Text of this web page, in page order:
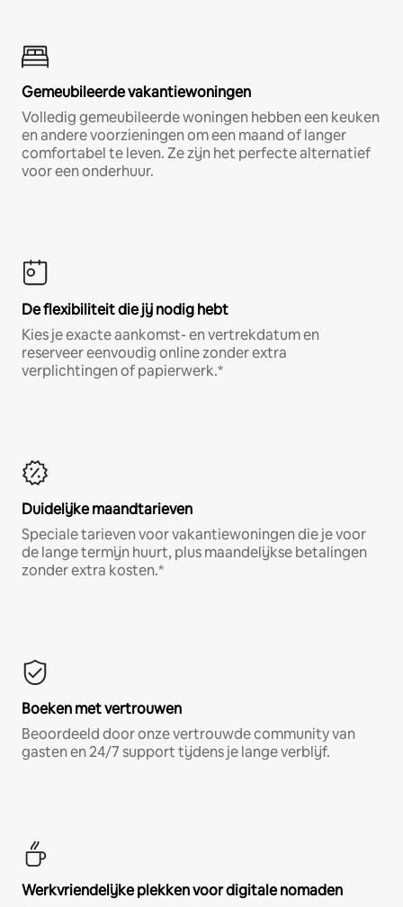
Gemeubileerde vakantiewoningen
Volledig gemeubileerde woningen hebben een keuken
en andere voorzieningen om een maand of langer
comfortabel te leven. Ze zijn het perfecte alternatief
voor een onderhuur.
De flexibiliteit die jij nodig hebt
Kies je exacte aankomst- en vertrekdatum en
reserveer eenvoudig online zonder extra
verplichtingen of papierwerk.*
Duidelijke maandtarieven
Speciale tarieven voor vakantiewoningen die je voor
de lange termijn huurt, plus maandelijkse betalingen
zonder extra kosten.*
Boeken met vertrouwen
Beoordeeld door onze vertrouwde community van
gasten en 24/7 support tijdens je lange verblijf.
Werkvriendelijke plekken voor digitale nomaden